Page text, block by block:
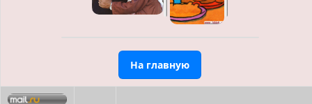
На главную